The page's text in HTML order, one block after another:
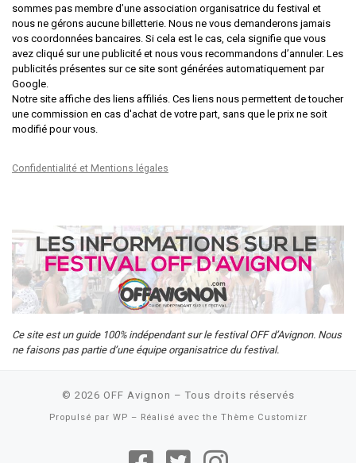
sommes pas membre d’une association organisatrice du festival et
nous ne gérons aucune billetterie. Nous ne vous demanderons jamais
vos coordonnées bancaires. Si cela est le cas, cela signifie que vous
avez cliqué sur une publicité et nous vous recommandons d’annuler. Les
publicités présentes sur ce site sont générées automatiquement par
Google.
Notre site affiche des liens affiliés. Ces liens nous permettent de toucher
une commission en cas d'achat de votre part, sans que le prix ne soit
modifié pour vous.
Confidentialité et Mentions légales
Ce site est un guide 100% indépendant sur le festival OFF d’Avignon. Nous
ne faisons pas partie d’une équipe organisatrice du festival.
© 2026 OFF Avignon – Tous droits réservés
Propulsé par WP – Réalisé avec the Thème Customizr